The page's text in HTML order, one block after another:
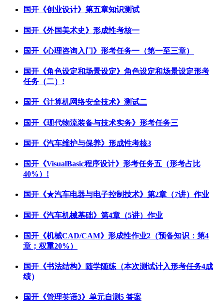
国开《创业设计》第五章知识测试
国开《外国美术史》形成性考核一
国开《心理咨询入门》形考任务一（第一至三章）
国开《角色设定和场景设定》角色设定和场景设定形考
任务（二）!
国开《计算机网络安全技术》测试二
国开《现代物流装备与技术实务》形考任务三
国开《汽车维护与保养》形成性考核3
国开《VisualBasic程序设计》形考任务五（形考占比
40%）!
国开《★汽车电器与电子控制技术》第2章（7讲）作业
国开《汽车机械基础》第4章（5讲）作业
国开《机械CAD/CAM》形成性作业2（预备知识：第4
章；权重20%）
国开《书法结构》随学随练（本次测试计入形考任务4成
绩）
国开《管理英语3》单元自测5 答案